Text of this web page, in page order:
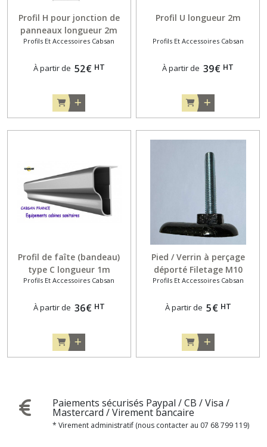
Profil H pour jonction de
panneaux longueur 2m
Profils Et Accessoires Cabsan
À partir de 52€ HT
Profil U longueur 2m
Profils Et Accessoires Cabsan
À partir de 39€ HT
Profil de faîte (bandeau)
type C longueur 1m
Profils Et Accessoires Cabsan
À partir de 36€ HT
Pied / Verrin à perçage
déporté Filetage M10
Profils Et Accessoires Cabsan
À partir de 5€ HT
Paiements sécurisés Paypal / CB / Visa /
Mastercard / Virement bancaire
* Virement administratif (nous contacter au 07 68 799 119)